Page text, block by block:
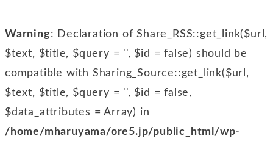
Warning: Declaration of Share_RSS::get_link($url,
$text, $title, $query = '', $id = false) should be
compatible with Sharing_Source::get_link($url,
$text, $title, $query = '', $id = false,
$data_attributes = Array) in
/home/mharuyama/ore5.jp/public_html/wp-